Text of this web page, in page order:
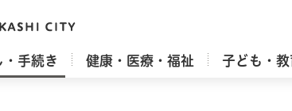
・手続き 健康・医療・福祉 子ども・教